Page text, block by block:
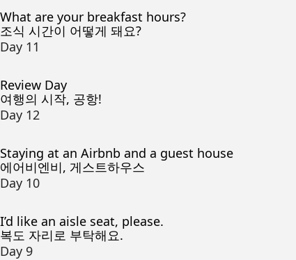
What are your breakfast hours?
조식 시간이 어떻게 돼요?
Day 11
Review Day
여행의 시작, 공항!
Day 12
Staying at an Airbnb and a guest house
에어비엔비, 게스트하우스
Day 10
I’d like an aisle seat, please.
복도 자리로 부탁해요.
Day 9